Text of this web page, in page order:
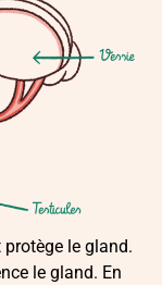
protège le gland.
le gland. En